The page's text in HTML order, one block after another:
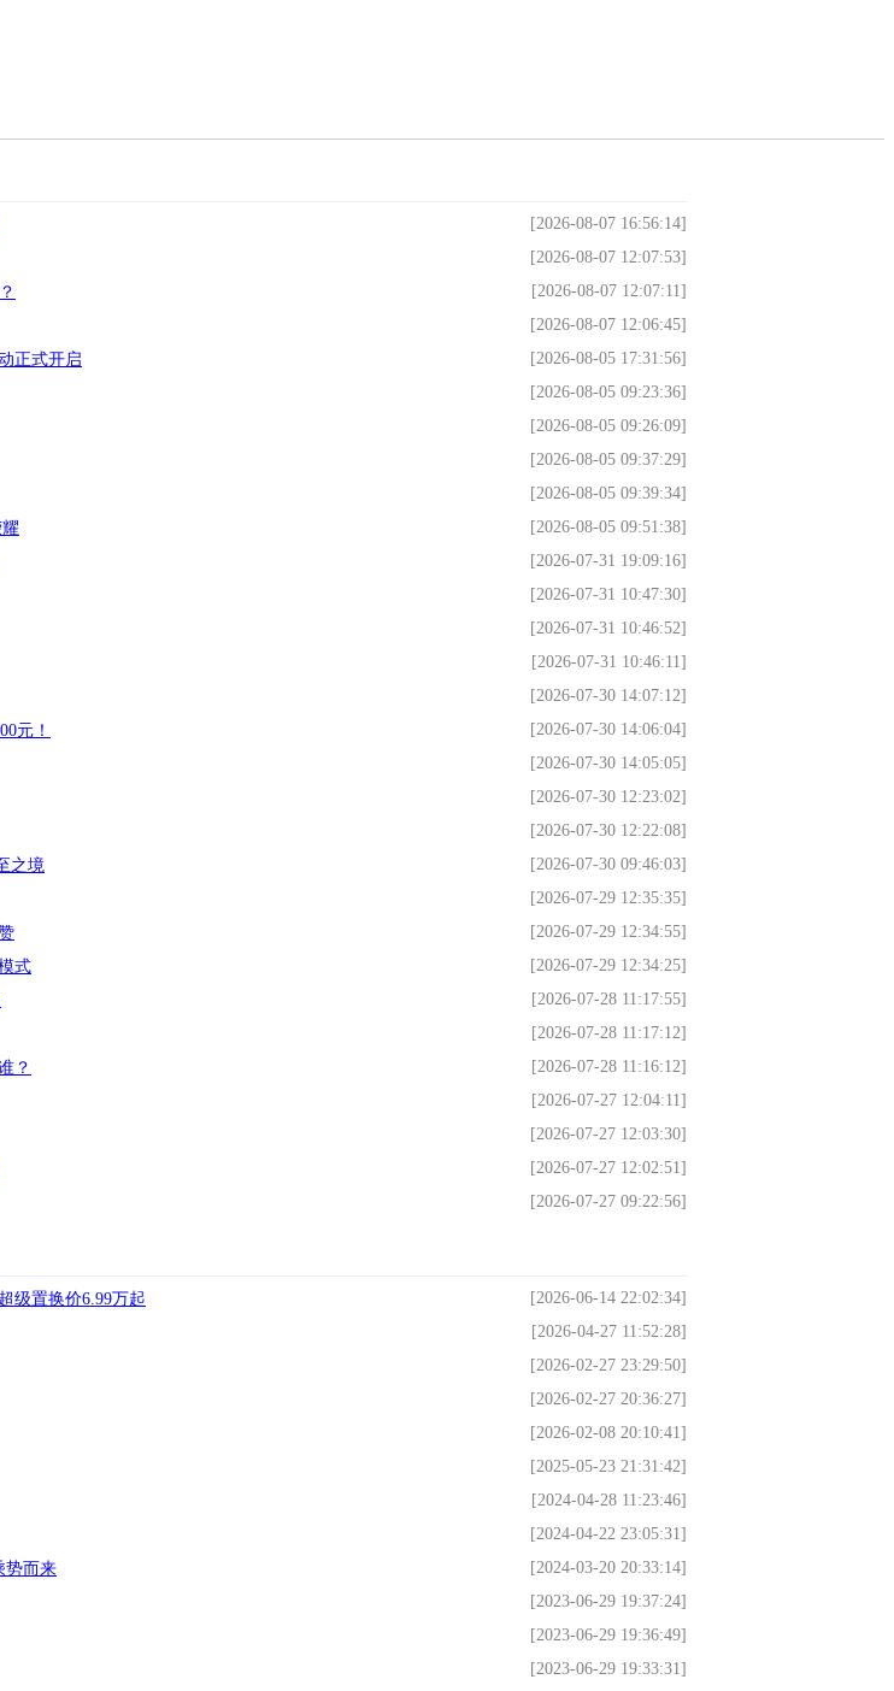
[2026-08-07 16:56:14]
[2026-08-07 12:07:53]
[2026-08-07 12:07:11]
[2026-08-07 12:06:45]
正式开启
[2026-08-05 17:31:56]
[2026-08-05 09:23:36]
[2026-08-05 09:26:09]
[2026-08-05 09:37:29]
[2026-08-05 09:39:34]
[2026-08-05 09:51:38]
[2026-07-31 19:09:16]
[2026-07-31 10:47:30]
[2026-07-31 10:46:52]
[2026-07-31 10:46:11]
[2026-07-30 14:07:12]
元！
[2026-07-30 14:06:04]
[2026-07-30 14:05:05]
[2026-07-30 12:23:02]
[2026-07-30 12:22:08]
之境
[2026-07-30 09:46:03]
[2026-07-29 12:35:35]
[2026-07-29 12:34:55]
式
[2026-07-29 12:34:25]
[2026-07-28 11:17:55]
[2026-07-28 11:17:12]
？
[2026-07-28 11:16:12]
[2026-07-27 12:04:11]
[2026-07-27 12:03:30]
[2026-07-27 12:02:51]
[2026-07-27 09:22:56]
级置换价6.99万起
[2026-06-14 22:02:34]
[2026-04-27 11:52:28]
[2026-02-27 23:29:50]
[2026-02-27 20:36:27]
[2026-02-08 20:10:41]
[2025-05-23 21:31:42]
[2024-04-28 11:23:46]
[2024-04-22 23:05:31]
势而来
[2024-03-20 20:33:14]
[2023-06-29 19:37:24]
[2023-06-29 19:36:49]
[2023-06-29 19:33:31]